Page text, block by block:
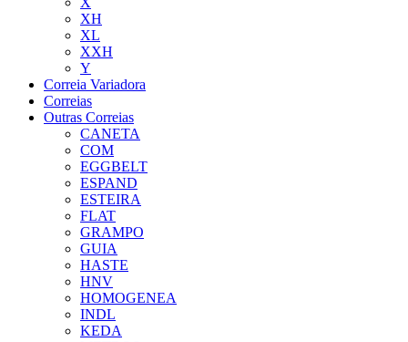
XH
XL
XXH
Y
Correia Variadora
Correias
Outras Correias
CANETA
COM
EGGBELT
ESPAND
ESTEIRA
FLAT
GRAMPO
GUIA
HASTE
HNV
HOMOGENEA
INDL
KEDA